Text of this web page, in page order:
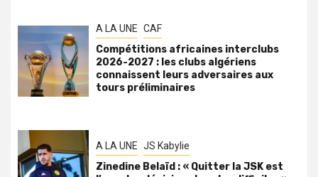
A LA UNE CAF
Compétitions africaines interclubs
2026-2027 : les clubs algériens
connaissent leurs adversaires aux
tours préliminaires
A LA UNE JS Kabylie
Zinedine Belaïd : « Quitter la JSK est